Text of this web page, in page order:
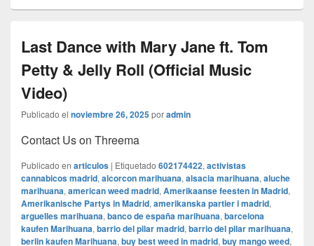
Last Dance with Mary Jane ft. Tom
Petty & Jelly Roll (Official Music
Video)
Publicado el noviembre 26, 2025poradmin
Contact Us on Threema
Publicado en articulos | Etiquetado 602174422, activistas
cannabicos madrid, alcorcon marihuana, alsacia marihuana, aluche
marihuana, american weed madrid, Amerikaanse feesten in Madrid,
Amerikanische Partys in Madrid, amerikanska partier i madrid,
arguelles marihuana, banco de españa marihuana, barcelona
kaufen Marihuana, barrio del pilar madrid, barrio del pilar marihuana,
berlin kaufen Marihuana, buy best weed in madrid, buy mango weed,